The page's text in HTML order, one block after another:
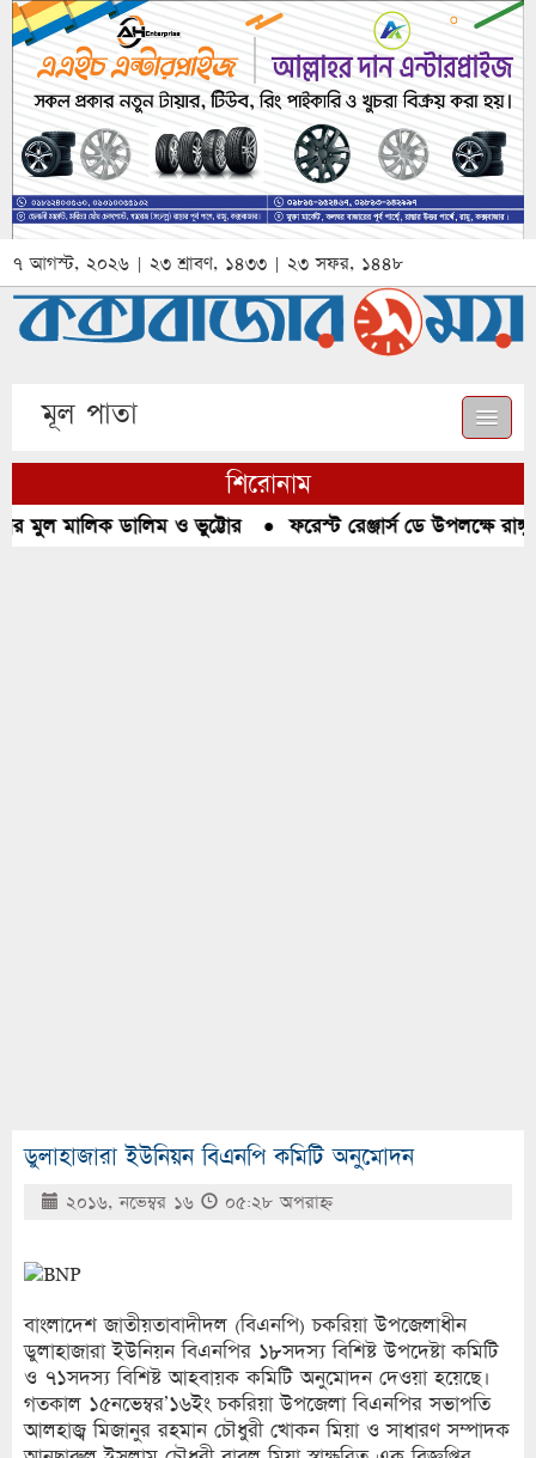
৭ আগস্ট, ২০২৬ | ২৩ শ্রাবণ, ১৪৩৩ | ২৩ সফর, ১৪৪৮
মূল পাতা
শিরোনাম
মুল মালিক ডালিম ও ভুট্টোর●ফরেস্ট রেঞ্জার্স ডে উপলক্ষে
ডুলাহাজারা ইউনিয়ন বিএনপি কমিটি অনুমোদন
২০১৬, নভেম্বর ১৬ ০৫:২৮ অপরাহ্ণ
বাংলাদেশ জাতীয়তাবাদীদল (বিএনপি) চকরিয়া উপজেলাধীন
ডুলাহাজারা ইউনিয়ন বিএনপির ১৮সদস্য বিশিষ্ট উপদেষ্টা কমিটি
ও ৭১সদস্য বিশিষ্ট আহবায়ক কমিটি অনুমোদন দেওয়া হয়েছে।
গতকাল ১৫নভেম্বর’১৬ইং চকরিয়া উপজেলা বিএনপির সভাপতি
আলহাজ্ব মিজানুর রহমান চৌধুরী খোকন মিয়া ও সাধারণ সম্পাদক